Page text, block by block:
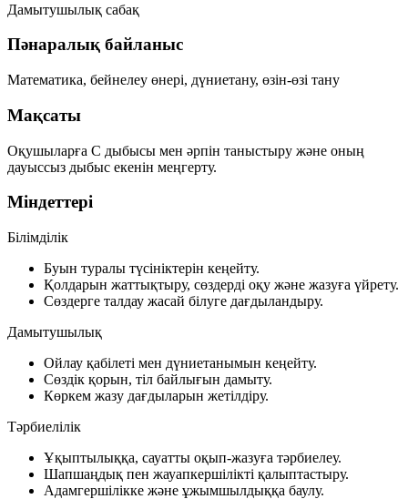
Дамытушылық сабақ
Пәнаралық байланыс
Математика, бейнелеу өнері, дүниетану, өзін-өзі тану
Мақсаты
Оқушыларға С дыбысы мен әрпін таныстыру және оның
дауыссыз дыбыс екенін меңгерту.
Міндеттері
Білімділік
Буын туралы түсініктерін кеңейту.
Қолдарын жаттықтыру, сөздерді оқу және жазуға үйрету.
Сөздерге талдау жасай білуге дағдыландыру.
Дамытушылық
Ойлау қабілеті мен дүниетанымын кеңейту.
Сөздік қорын, тіл байлығын дамыту.
Көркем жазу дағдыларын жетілдіру.
Тәрбиелілік
Ұқыптылыққа, сауатты оқып-жазуға тәрбиелеу.
Шапшаңдық пен жауапкершілікті қалыптастыру.
Адамгершілікке және ұжымшылдыққа баулу.